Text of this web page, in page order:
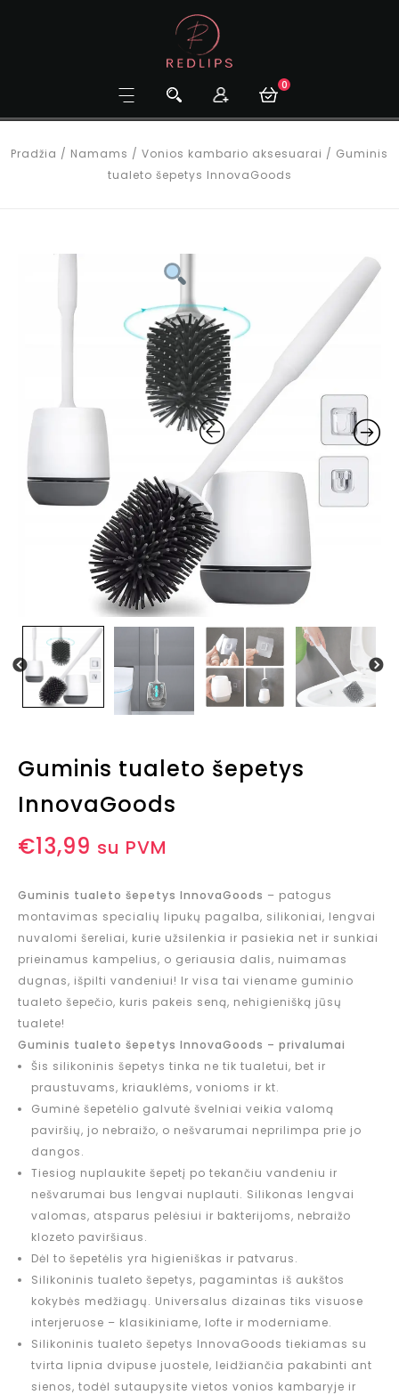
0
Pradžia / Namams / Vonios kambario aksesuarai / Guminis
tualeto šepetys InnovaGoods
Guminis tualeto šepetys
InnovaGoods
€13,99 su PVM
Guminis tualeto šepetys InnovaGoods – patogus
montavimas specialių lipukų pagalba, silikoniai, lengvai
nuvalomi šereliai, kurie užsilenkia ir pasiekia net ir sunkiai
prieinamus kampelius, o geriausia dalis, nuimamas
dugnas, išpilti vandeniui! Ir visa tai viename guminio
tualeto šepečio, kuris pakeis seną, nehigienišką jūsų
tualete!
Guminis tualeto šepetys InnovaGoods – privalumai
Šis silikoninis šepetys tinka ne tik tualetui, bet ir
praustuvams, kriauklėms, vonioms ir kt.
Guminė šepetėlio galvutė švelniai veikia valomą
paviršių, jo nebraižo, o nešvarumai neprilimpa prie jo
dangos.
Tiesiog nuplaukite šepetį po tekančiu vandeniu ir
nešvarumai bus lengvai nuplauti. Silikonas lengvai
valomas, atsparus pelėsiui ir bakterijoms, nebraižo
klozeto paviršiaus.
Dėl to šepetėlis yra higieniškas ir patvarus.
Silikoninis tualeto šepetys, pagamintas iš aukštos
kokybės medžiagų. Universalus dizainas tiks visuose
interjeruose – klasikiniame, lofte ir moderniame.
Silikoninis tualeto šepetys InnovaGoods tiekiamas su
tvirta lipnia dvipuse juostele, leidžiančia pakabinti ant
sienos, todėl sutaupysite vietos vonios kambaryje ir